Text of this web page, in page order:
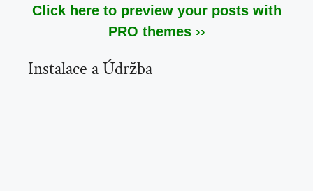
Click here to preview your posts with
PRO themes ››
Instalace a Údržba